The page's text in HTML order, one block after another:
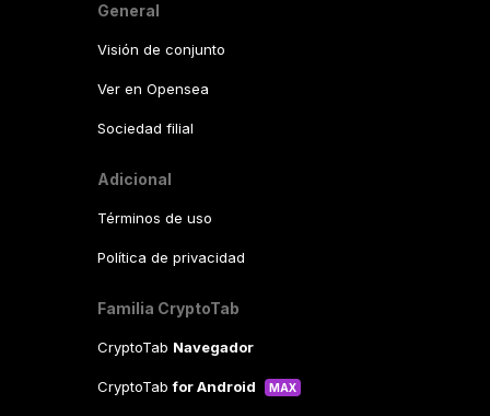
General
Visión de conjunto
Ver en Opensea
Sociedad filial
Adicional
Términos de uso
Política de privacidad
Familia CryptoTab
CryptoTab Navegador
CryptoTabfor Android MAX